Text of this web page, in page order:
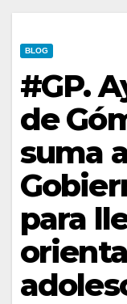
BLOG
#GP.
de
suma
para